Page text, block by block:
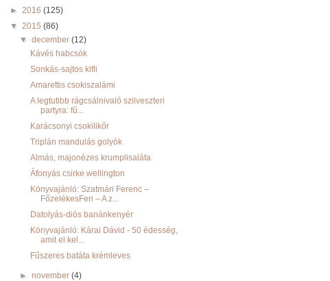
► 2016 (125)
▼ 2015 (86)
▼december(12)
Kávés habcsók
Sonkás-sajtos kifli
Amarettis csokiszalámi
A legtutibb rágcsálnivaló szilveszteri
partyra: fű...
Karácsonyi csokilikőr
Triplán mandulás golyók
Almás, majonézes krumplisaláta
Áfonyás csirke wellington
Könyvajánló: Szatmári Ferenc –
FőzelékesFeri – A z...
Datolyás-diós banánkenyér
Könyvajánló: Kárai Dávid - 50 édesség,
amit el kel...
Fűszeres batáta krémleves
►november(4)